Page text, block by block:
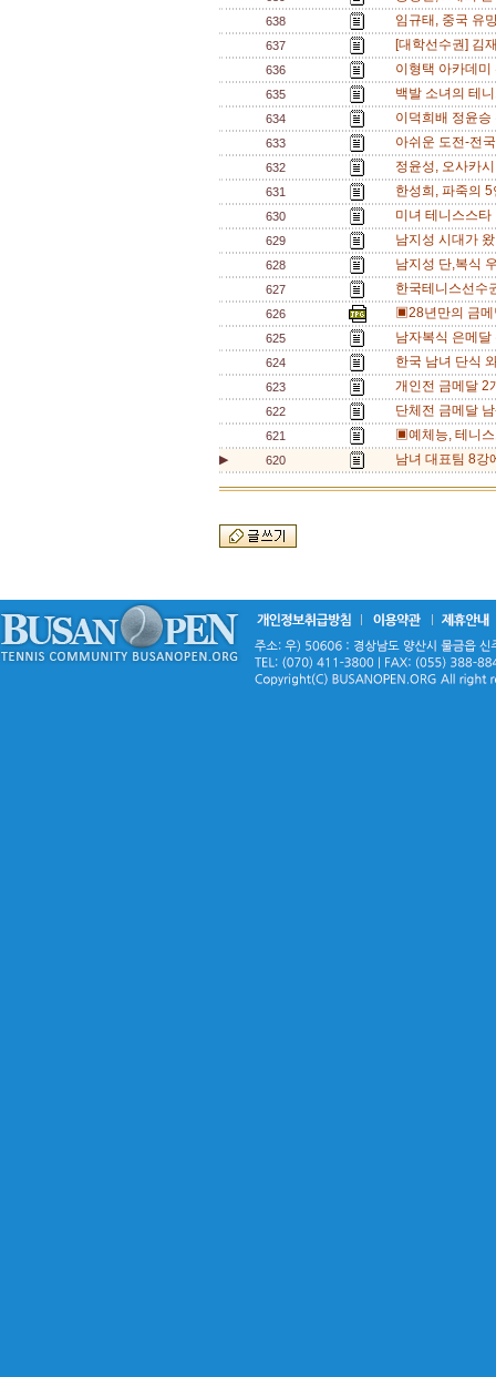
638 임규태, 중국 유
637 [대학선수권] 김
636 이형택 아카데
635 백발 소녀의 테
634 이덕희배 정윤
633 아쉬운 도전-전
632 정윤성, 오사카
631 한성희, 파죽의
630 미녀 테니스스
629 남지성 시대가
628 남지성 단,복식
627 한국테니스선수
626 ▣28년만의 금메
625 남자복식 은메
624 한국 남녀 단식
623 개인전 금메달 2
622 단체전 금메달
621 ▣예체능, 테니
▶ 620 남녀 대표팀 8강